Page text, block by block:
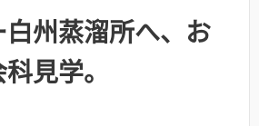
州蒸溜所へ、お
見学。